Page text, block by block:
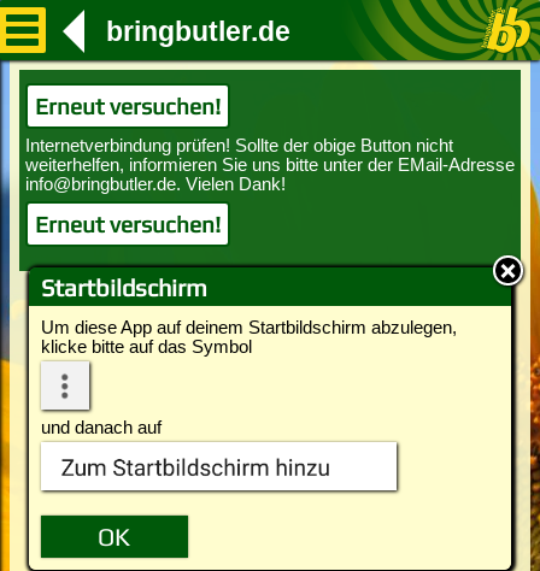
Startbildschirm
Um diese App auf deinem Startbildschirm abzulegen,
klicke bitte auf das Symbol
und danach auf
bringbutler.de
Erneut versuchen!
Erneut versuchen!